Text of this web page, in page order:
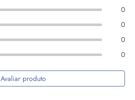
0
0
0
0
Avaliar produto